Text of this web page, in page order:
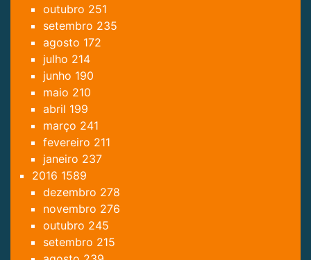
outubro 251
setembro 235
agosto 172
julho 214
junho 190
maio 210
abril 199
março 241
fevereiro 211
janeiro 237
2016 1589
dezembro 278
novembro 276
outubro 245
setembro 215